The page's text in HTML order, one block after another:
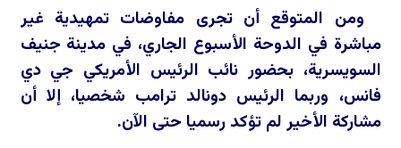
ومن المتوقع أن تجرى مفاوضات تمهيدية غير
مباشرة في الدوحة الأسبوع الجاري، في مدينة جنيف
السويسرية، بحضور نائب الرئيس الأمريكي جي دي
فانس، وربما الرئيس دونالد ترامب شخصيا، إلا أن
مشاركة الأخير لم تؤكد رسميا حتى الآن.